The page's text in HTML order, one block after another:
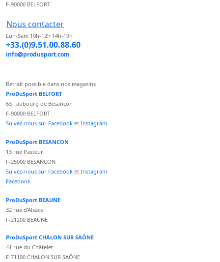
F-90000 BELFORT
Nous contacter
Lun-Sam 10h-12h 14h-19h
+33.(0)9.51.00.88.60
info@produsport.com
Retrait possible dans nos magasins :
ProDuSport BELFORT
63 Faubourg de Besançon
F-90000 BELFORT
Suivez-nous sur Facebook et Instagram
ProDuSport BESANCON
13 rue Pasteur
F-25000 BESANCON
Suivez-nous sur Facebook et Instagram
Facebook
ProDuSport BEAUNE
32 rue d'Alsace
F-21200 BEAUNE
ProDuSport CHALON SUR SAÔNE
41 rue du Châtelet
F-71100 CHALON SUR SAÔNE